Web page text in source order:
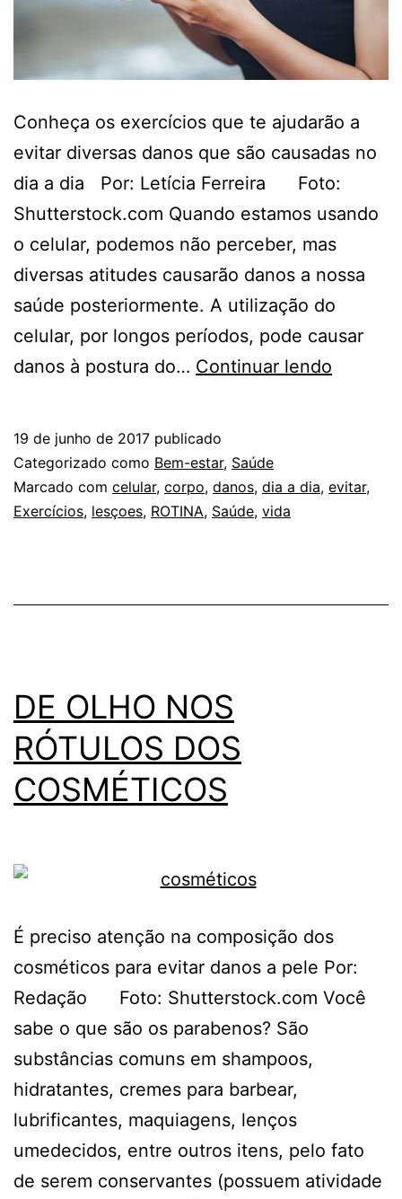
Conheça os exercícios que te ajudarão a
evitar diversas danos que são causadas no
dia a dia Por: Letícia Ferreira Foto:
Shutterstock.com Quando estamos usando
o celular, podemos não perceber, mas
diversas atitudes causarão danos a nossa
saúde posteriormente. A utilização do
celular, por longos períodos, pode causar
danos à postura do… Continuar lendo
DO
19 de junho de 2017 publicado
Categorizado como Bem-estar, Saúde
Marcado com celular, corpo, danos, dia a dia, evitar,
Exercícios, lesçoes, ROTINA, Saúde, vida
DE OLHO NOS
RÓTULOS DOS
COSMÉTICOS
É preciso atenção na composição dos
cosméticos para evitar danos a pele Por:
Redação Foto: Shutterstock.com Você
sabe o que são os parabenos? São
substâncias comuns em shampoos,
hidratantes, cremes para barbear,
lubrificantes, maquiagens, lenços
umedecidos, entre outros itens, pelo fato
de serem conservantes (possuem atividade